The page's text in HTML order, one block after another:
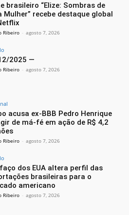
brasileiro “Elize: Sombras de
Mulher” recebe destaque global
Ribeiro - agosto 7, 2026
2025 —
Ribeiro - agosto 7, 2026
acusa ex-BBB Pedro Henrique
de má-fé em ação de R$ 4,2
Ribeiro - agosto 7, 2026
dos EUA altera perfil das
brasileiras para o
americano
Ribeiro - agosto 7, 2026